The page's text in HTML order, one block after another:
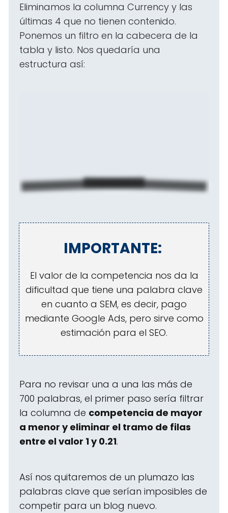
Eliminamos la columna Currency y las
últimas 4 que no tienen contenido.
Ponemos un filtro en la cabecera de la
tabla y listo. Nos quedaría una
estructura así:
IMPORTANTE:
El valor de la competencia nos da la
dificultad que tiene una palabra clave
en cuanto a SEM, es decir, pago
mediante Google Ads, pero sirve como
estimación para el SEO.
Para no revisar una a una las más de
700 palabras, el primer paso sería filtrar
la columna de competencia de mayor
a menor y eliminar el tramo de filas
entre el valor 1 y 0.21.
Así nos quitaremos de un plumazo las
palabras clave que serían imposibles de
competir para un blog nuevo.